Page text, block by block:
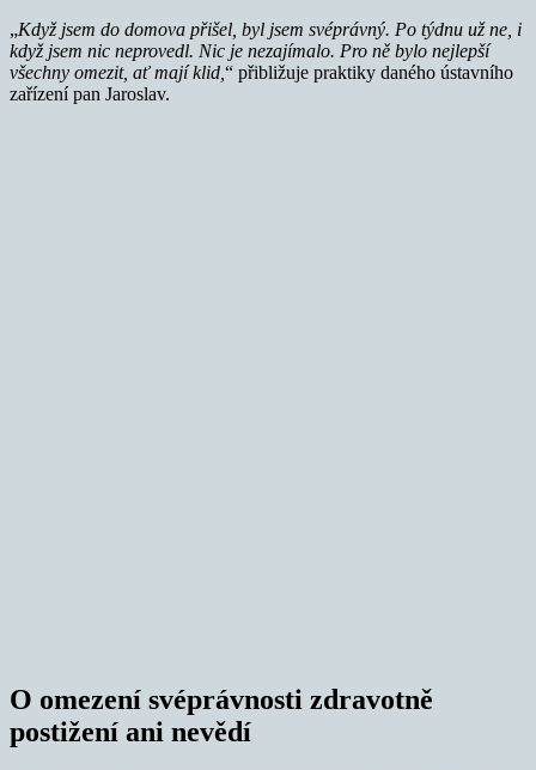
„Když jsem do domova přišel, byl jsem svéprávný. Po týdnu už ne, i
když jsem nic neprovedl. Nic je nezajímalo. Pro ně bylo nejlepší
všechny omezit, ať mají klid, “ přibližuje praktiky daného ústavního
zařízení pan Jaroslav.
O omezení svéprávnosti zdravotně
postižení ani nevědí